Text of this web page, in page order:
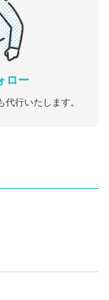
ロー
行いたします。